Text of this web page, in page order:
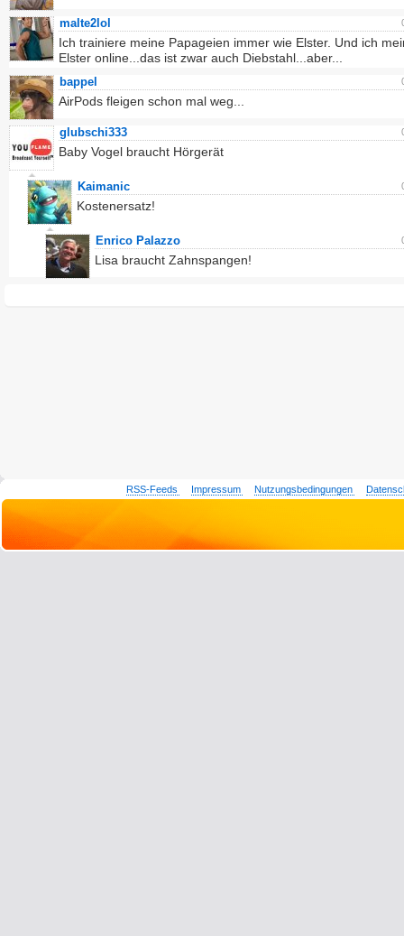
malte2lol
Ich trainiere meine Papageien immer wie Elster. Und ich
Elster online...das ist zwar auch Diebstahl...aber...
bappel
AirPods fleigen schon mal weg...
glubschi333
Baby Vogel braucht Hörgerät
Kaimanic
Kostenersatz!
Enrico Palazzo
Lisa braucht Zahnspangen!
RSS-Feeds Impressum Nutzungsbedingungen